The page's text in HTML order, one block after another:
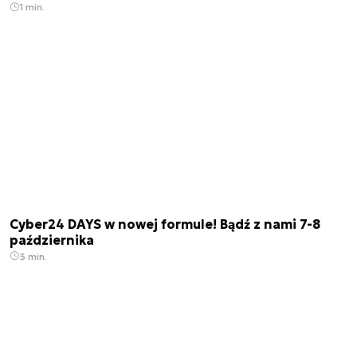
1 min.
Cyber24 DAYS w nowej formule! Bądź z nami 7-8
października
3 min.